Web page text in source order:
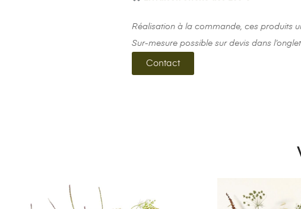
Réalisation à la commande, ces produits
Sur-mesure possible sur devis dans
Contact